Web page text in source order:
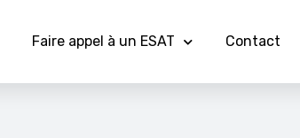
Faire appel à un ESAT Contact